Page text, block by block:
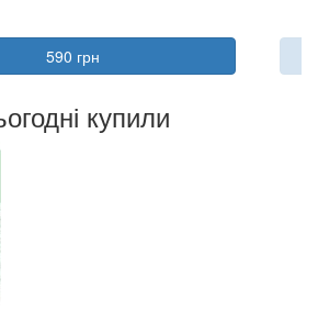
590 грн
купили